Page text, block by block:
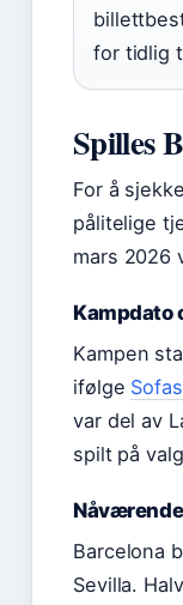
for tidlig
Spilles
For å
pålitelige
mars 2026
Kampdato
Kampen
ifølge
var del av
spilt på
Barcelona
Sevilla.